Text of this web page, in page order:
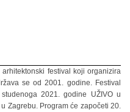
festival koji organizira
se od 2001. godine. Festival
2021. godine UŽIVO u
Zagrebu. Program će započeti 20.